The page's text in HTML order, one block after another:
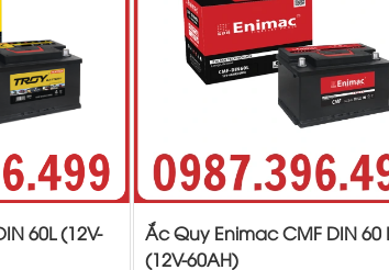
60L (12V-
Ắc Quy Enimac CMF DIN 60
(12V-60AH)